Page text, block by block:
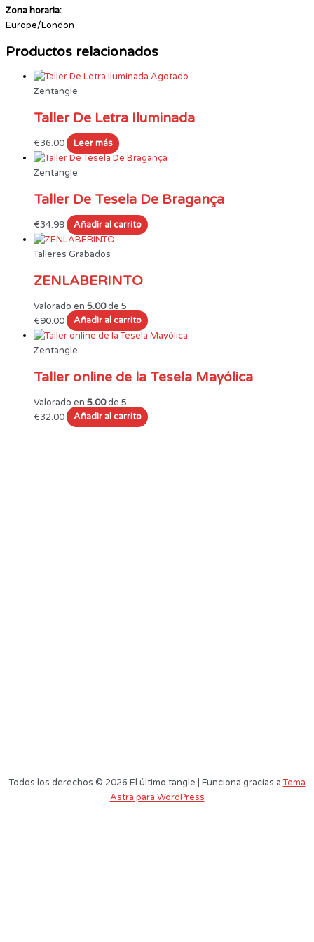
Zona horaria:
Europe/London
Productos relacionados
Agotado
Zentangle
Taller De Letra Iluminada
€36.00 Leer más
Zentangle
Taller De Tesela De Bragança
€34.99 Añadir al carrito
Talleres Grabados
ZENLABERINTO
Valorado en 5.00de 5
€90.00 Añadir al carrito
Zentangle
Taller online de la Tesela Mayólica
Valorado en 5.00de 5
€32.00 Añadir al carrito
Todos los derechos © 2026 El último tangle | Funciona gracias aTema
Astra para WordPress